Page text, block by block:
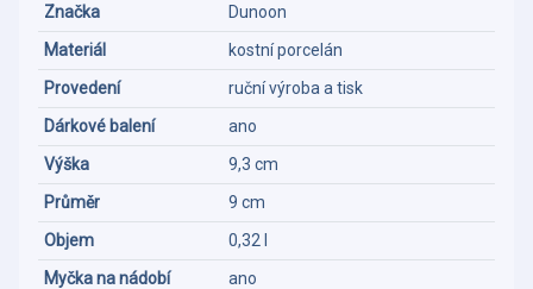
Značka
Dunoon
Materiál
kostní porcelán
Provedení
ruční výroba a tisk
Dárkové balení
ano
Výška
9,3 cm
Průměr
9 cm
Objem
0,32 l
Myčka na nádobí
ano